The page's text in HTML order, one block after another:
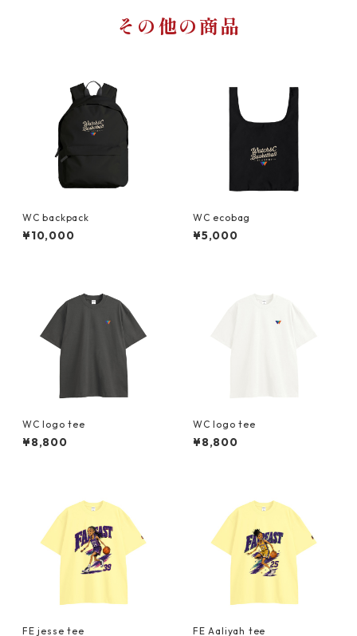
その他の商品
WC backpack
¥10,000
WC ecobag
¥5,000
WC logo tee
¥8,800
WC logo tee
¥8,800
FE jesse tee FE Aaliyah tee